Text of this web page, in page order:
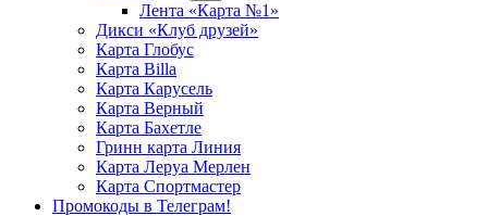
Лента «Карта №1»
Дикси «Клуб друзей»
Карта Глобус
Карта Billa
Карта Карусель
Карта Верный
Карта Бахетле
Гринн карта Линия
Карта Леруа Мерлен
Карта Спортмастер
Промокоды в Телеграм!